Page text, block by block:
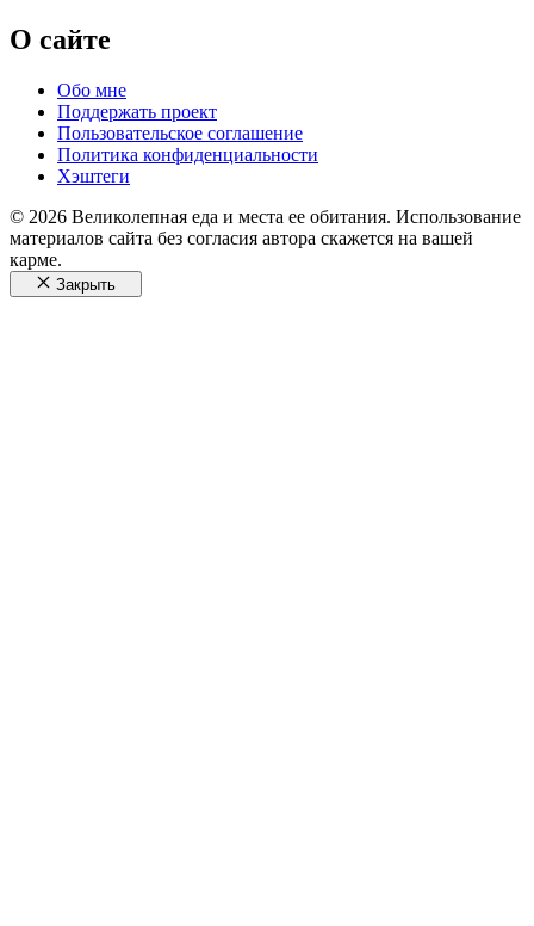
О сайте
Обо мне
Поддержать проект
Пользовательское соглашение
Политика конфиденциальности
Хэштеги
© 2026 Великолепная еда и места ее обитания. Использование
материалов сайта без согласия автора скажется на вашей
карме.
Закрыть